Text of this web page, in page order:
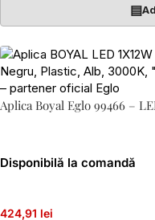
▤
Aplica Boyal Eglo 99466 –
Disponibilă la comandă
424,91 lei